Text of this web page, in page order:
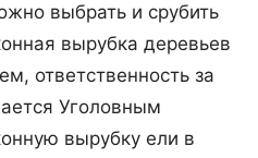
выбрать и срубить
вырубка деревьев
ответственность за
Уголовным
вырубку ели в